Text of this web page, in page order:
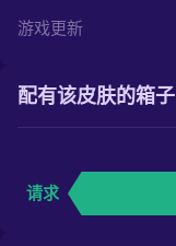
游戏更新
配有该皮肤的箱子
请求